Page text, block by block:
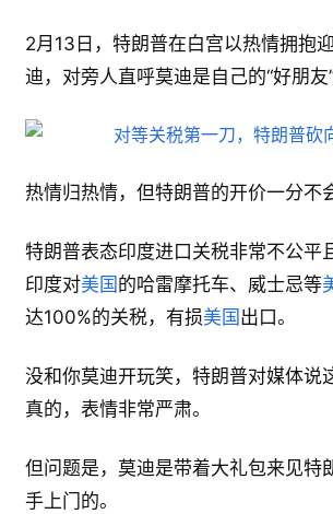
2月13日，特朗普在白宫以热情拥抱
迪，对旁人直呼莫迪是自己的“好朋友”
热情归热情，但特朗普的开价一分不
特朗普表态印度进口关税非常不公平
印度对美国 的哈雷摩托车、威士忌等
达100%的关税，有损美国 出口。
没和你莫迪开玩笑，特朗普对媒体说
真的，表情非常严肃。
但问题是，莫迪是带着大礼包来见特
手上门的。